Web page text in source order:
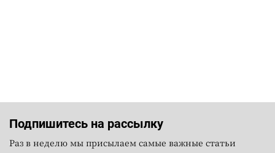
Подпишитесь на рассылку
Раз в неделю мы присылаем самые важные статьи